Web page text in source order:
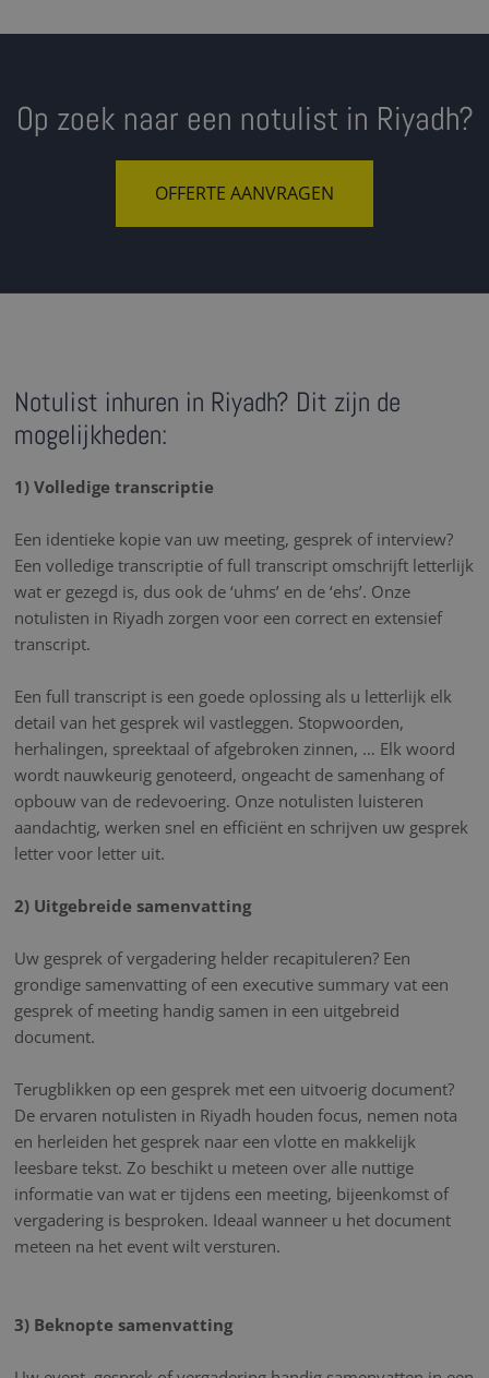
Op zoek naar een notulist in Riyadh?
OFFERTE AANVRAGEN
Notulist inhuren in Riyadh? Dit zijn de
mogelijkheden:
1) Volledige transcriptie
Een identieke kopie van uw meeting, gesprek of interview?
Een volledige transcriptie of full transcript omschrijft letterlijk
wat er gezegd is, dus ook de ‘uhms’ en de ‘ehs’. Onze
notulisten in Riyadh zorgen voor een correct en extensief
transcript.
Een full transcript is een goede oplossing als u letterlijk elk
detail van het gesprek wil vastleggen. Stopwoorden,
herhalingen, spreektaal of afgebroken zinnen, … Elk woord
wordt nauwkeurig genoteerd, ongeacht de samenhang of
opbouw van de redevoering. Onze notulisten luisteren
aandachtig, werken snel en efficiënt en schrijven uw gesprek
letter voor letter uit.
2) Uitgebreide samenvatting
Uw gesprek of vergadering helder recapituleren? Een
grondige samenvatting of een executive summary vat een
gesprek of meeting handig samen in een uitgebreid
document.
Terugblikken op een gesprek met een uitvoerig document?
De ervaren notulisten in Riyadh houden focus, nemen nota
en herleiden het gesprek naar een vlotte en makkelijk
leesbare tekst. Zo beschikt u meteen over alle nuttige
informatie van wat er tijdens een meeting, bijeenkomst of
vergadering is besproken. Ideaal wanneer u het document
meteen na het event wilt versturen.
3) Beknopte samenvatting